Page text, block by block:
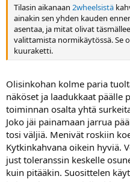
Tilasin aikanaan 2wheelsistä
ainakin sen yhden kauden
asentaa, ja mitat olivat
valittamista normikäytössä. Se
kuuraketti.
Olisinkohan kolme paria
näköset ja laadukkaat päälle
toiminnan osalta yhtä
Joko jäi painamaan jarrua
tosi väljiä. Menivät roskiin
Kytkinkahvana oikein hyviä.
just toleranssin keskelle
kuin pitääkin. Suosittelen